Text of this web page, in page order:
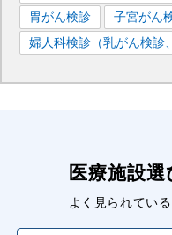
胃がん検診
子宮がん
婦人科検診（乳がん検診
医療施設
よく見られてい